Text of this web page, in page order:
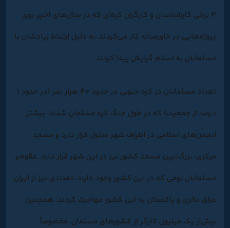
۳ برخی کارشناسان و کارگران کره‌ای که در سال‌های اخیر، روی
پروژه‌هایی در خاورمیانه کار می‌کردند، به دلیل ارتباط زیادشان با
مسلمانان به اسلام گرایش پیدا کردند.
تعداد مسلمانان در کره جنوبی در حدود ۴۰ هزار نفر (در حدود ۱
درصد از جمعیت) که در طول جنگ کره مسلمان شدند. بیشتر
انجمن‌های اسلامی در اطراف شهر سئول قرار دارد و مسجد
مرکزی، بزرگ‌ترین مسجد کشور نیز در این شهر قرار دارد. علاوه‌بر
مسلمانان بومی که در این کشور وجود دارند، تعدادی نیز از ایران
عراق مالزی و پاکستان به این کشور مهاجرت کردند. همچنین
بیش‌از یک میلیون کارگر از کشورهای مسلمان، مخصوصاً